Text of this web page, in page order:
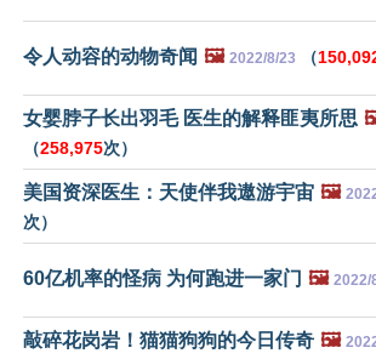
令人动容的动物奇闻 🖼️ 2022/8/23 （
女婴脖子长出羽毛 医生的解释匪夷所思
（258,975次）
美国资深医生：天使伴我遨游宇宙 🖼️
次）
60亿机率的怪病 为何跑进一家门 🖼️ 2022/
敲碎花岗岩！猫猫狗狗的今日传奇 🖼️